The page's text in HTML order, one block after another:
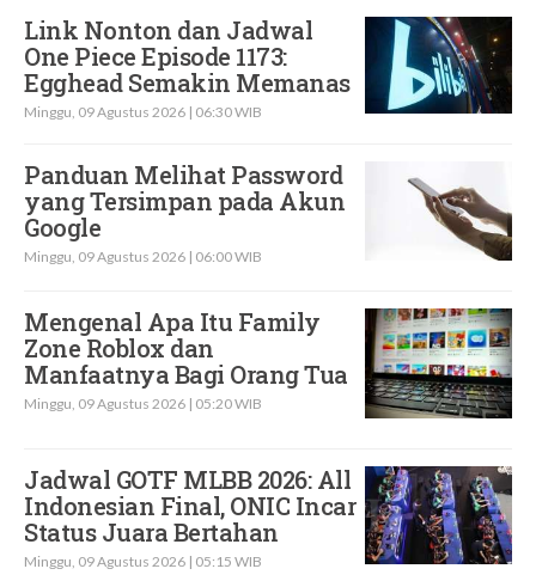
Link Nonton dan Jadwal
One Piece Episode 1173:
Egghead Semakin Memanas
Minggu, 09 Agustus 2026 | 06:30 WIB
Panduan Melihat Password
yang Tersimpan pada Akun
Google
Minggu, 09 Agustus 2026 | 06:00 WIB
Mengenal Apa Itu Family
Zone Roblox dan
Manfaatnya Bagi Orang Tua
Minggu, 09 Agustus 2026 | 05:20 WIB
Jadwal GOTF MLBB 2026: All
Indonesian Final, ONIC Incar
Status Juara Bertahan
Minggu, 09 Agustus 2026 | 05:15 WIB